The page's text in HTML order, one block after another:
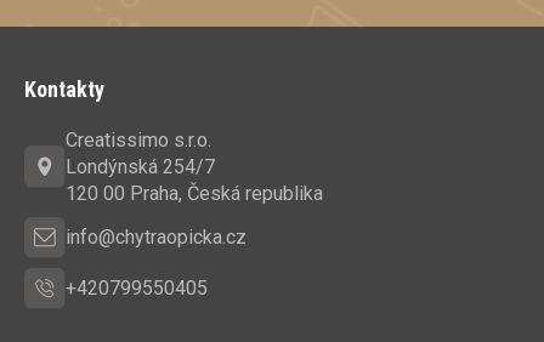
Kontakty
Creatissimo s.r.o.
Londýnská 254/7
120 00 Praha, Česká republika
info@chytraopicka.cz
+420799550405